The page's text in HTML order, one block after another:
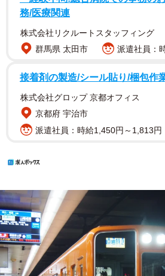
務/医療関連
株式会社リクルートスタッフィング
群馬県 太田市
派遣社員：
接着剤の製造/シール貼り/梱包作
株式会社グロップ 京都オフィス
京都府 宇治市
派遣社員：時給1,450円～1,813円